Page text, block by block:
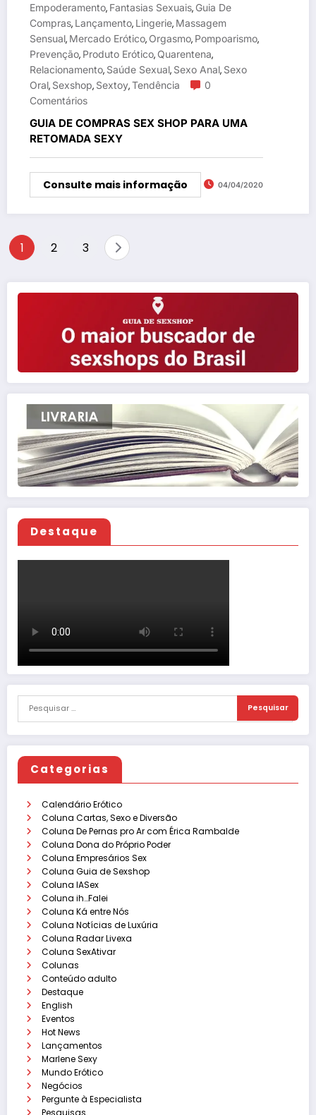
Destaque
Categorias
Calendário Erótico
Coluna Cartas, Sexo e Diversão
Coluna De Pernas pro Ar com Érica Rambalde
Coluna Dona do Próprio Poder
Coluna Empresários Sex
Coluna Guia de Sexshop
Coluna IASex
Coluna ih…Falei
Coluna Ká entre Nós
Coluna Notícias de Luxúria
Coluna Radar Livexa
Coluna SexAtivar
Colunas
Conteúdo adulto
Destaque
English
Eventos
Hot News
Lançamentos
Marlene Sexy
Mundo Erótico
Negócios
Pergunte à Especialista
Empoderamento, Fantasias Sexuais, Guia De
Compras, Lançamento, Lingerie, Massagem
Sensual, Mercado Erótico, Orgasmo, Pompoarismo,
Prevenção, Produto Erótico, Quarentena,
Relacionamento, Saúde Sexual, Sexo Anal, Sexo
Oral, Sexshop, Sextoy,Tendência
0
Comentários
GUIA DE COMPRAS SEX SHOP PARA UMA
RETOMADA SEXY
Consulte mais informação 04/04/2020
Paginação
posts
1 2 3